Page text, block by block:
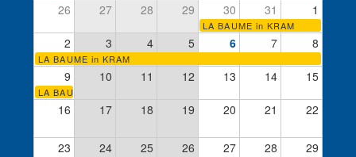
26
27 28 29 30 31 1
LA BAUME in KRAM
2 3 4 5 6 7 8
LA BAUME in KRAM
9 10 11 12 13 14 15
LA BAUME in KRAM
16 17 18 19 20 21 22
23 24 25 26 27 28 29